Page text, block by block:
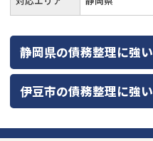
静岡県の債務整理に強い
伊豆市の債務整理に強い